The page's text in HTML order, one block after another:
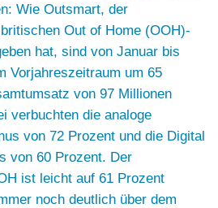
Wie Outsmart, der
Out of Home (OOH)-
hat, sind von Januar bis
Vorjahreszeitraum um 65
von 97 Millionen
verbuchten die analoge
von 72 Prozent und die Digital
von 60 Prozent. Der
ist leicht auf 61 Prozent
noch deutlich über dem